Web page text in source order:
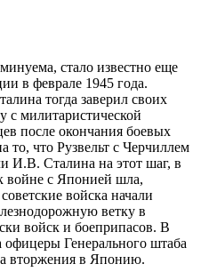
стало известно еще
в феврале 1945 года.
тогда заверил своих
с милитаристической
после окончания боевых
то, что Рузвельт с Черчиллем
И.В. Сталина на этот шаг, в
войне с Японией шла,
войска начали
ветку в
войск и боеприпасов. В
офицеры Генерального штаба
вторжения в Японию.